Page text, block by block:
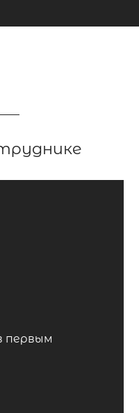
первым